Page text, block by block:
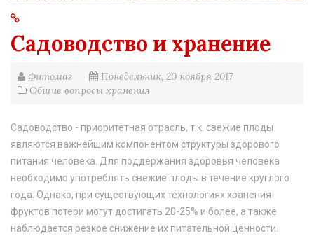
Садоводство и хранение
Фитомаг
Понедельник, 20 ноября 2017
Общие вопросы хранения
Садоводство - приоритетная отрасль, т.к. свежие плоды
являются важнейшим компонентом структуры здорового
питания человека. Для поддержания здоровья человека
необходимо употреблять свежие плоды в течение круглого
года. Однако, при существующих технологиях хранения
фруктов потери могут достигать 20-25% и более, а также
наблюдается резкое снижение их питательной ценности.